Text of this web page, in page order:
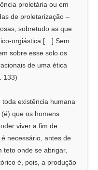
proletária ou em
de proletarização –
sobretudo as que
orgiástica […] Sem
sobre esse solo os
de uma ética
133)
existência humana
que os homens
viver a fim de
é necessário, antes de
teto onde se abrigar,
é, pois, a produção